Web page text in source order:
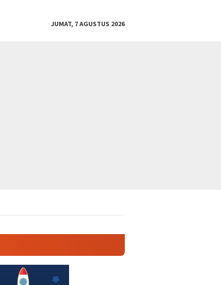
JUMAT, 7 AGUSTUS 2026